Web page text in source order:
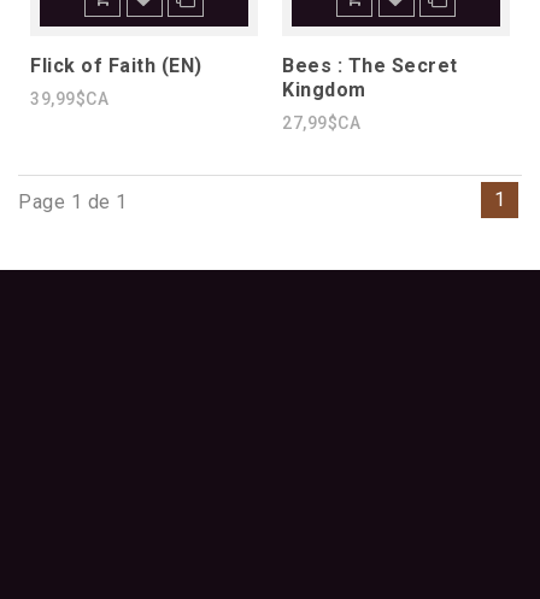
Flick of Faith (EN)
39,99$CA
Bees : The Secret
Kingdom
27,99$CA
Page 1 de 1 1